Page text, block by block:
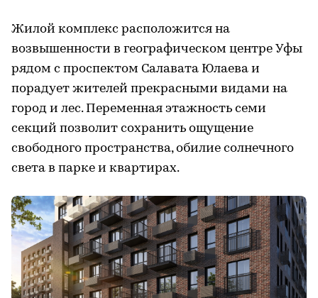
Жилой комплекс расположится на
возвышенности в географическом центре Уфы
рядом с проспектом Салавата Юлаева и
порадует жителей прекрасными видами на
город и лес. Переменная этажность семи
секций позволит сохранить ощущение
свободного пространства, обилие солнечного
света в парке и квартирах.